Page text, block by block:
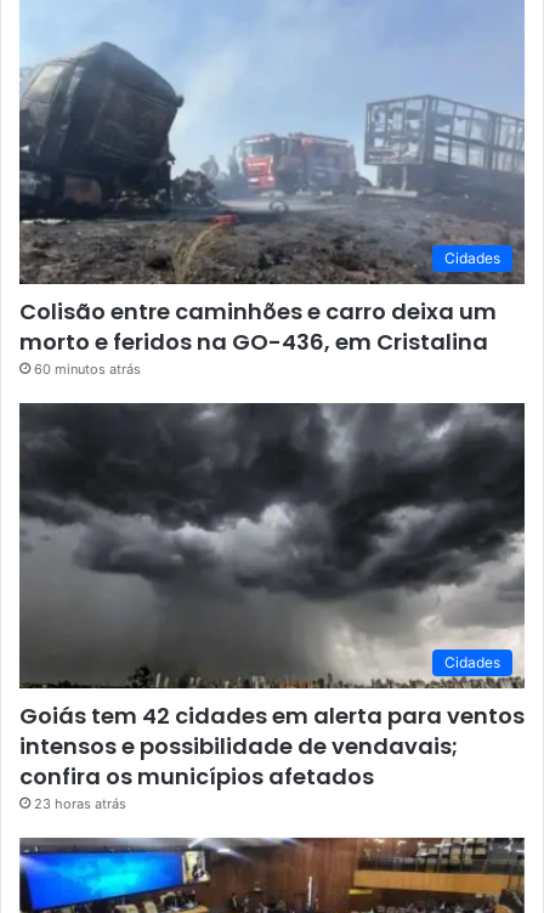
Cidades
Colisão entre caminhões e carro deixa um
morto e feridos na GO-436, em Cristalina
60 minutos atrás
Cidades
Goiás tem 42 cidades em alerta para ventos
intensos e possibilidade de vendavais;
confira os municípios afetados
23 horas atrás